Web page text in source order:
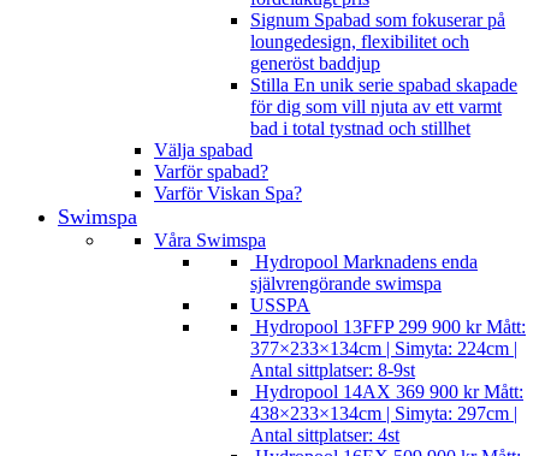
Signum Spabad som fokuserar på
loungedesign, flexibilitet och
generöst baddjup
Stilla En unik serie spabad skapade
för dig som vill njuta av ett varmt
bad i total tystnad och stillhet
Välja spabad
Varför spabad?
Varför Viskan Spa?
Swimspa
Våra Swimspa
Hydropool Marknadens enda
självrengörande swimspa
USSPA
Hydropool 13FFP 299 900 kr Mått:
377×233×134cm | Simyta: 224cm |
Antal sittplatser: 8-9st
Hydropool 14AX 369 900 kr Mått:
438×233×134cm | Simyta: 297cm |
Antal sittplatser: 4st